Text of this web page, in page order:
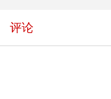
评论